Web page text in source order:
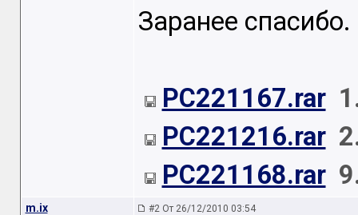
Заранее спасибо.
PC221167.rar
PC221216.rar
PC221168.rar
m.ix #2 От 26/12/2010 03:54